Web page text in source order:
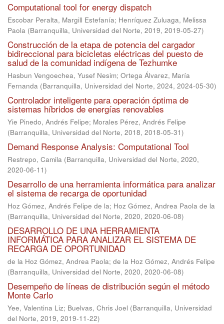
Computational tool for energy dispatch
Escobar Peralta, Margill Estefanía; Henríquez Zuluaga, Melissa
Paola (Barranquilla, Universidad del Norte, 2019, 2019-05-27)
Construcción de la etapa de potencia del cargador
bidireccional para bicicletas eléctricas del puesto de
salud de la comunidad indígena de Tezhumke
Hasbun Vengoechea, Yusef Nesim; Ortega Álvarez, María
Fernanda (Barranquilla, Universidad del Norte, 2024, 2024-05-30)
Controlador inteligente para operación óptima de
sistemas híbridos de energías renovables
Yie Pinedo, Andrés Felipe; Morales Pérez, Andrés Felipe
(Barranquilla, Universidad del Norte, 2018, 2018-05-31)
Demand Response Analysis: Computational Tool
Restrepo, Camila (Barranquilla, Universidad del Norte, 2020,
2020-06-11)
Desarrollo de una herramienta informática para analizar
el sistema de recarga de oportunidad
Hoz Gómez, Andrés Felipe de la; Hoz Gómez, Andrea Paola de la
(Barranquilla, Universidad del Norte, 2020, 2020-06-08)
DESARROLLO DE UNA HERRAMIENTA
INFORMÁTICA PARA ANALIZAR EL SISTEMA DE
RECARGA DE OPORTUNIDAD
de la Hoz Gómez, Andrea Paola; de la Hoz Gómez, Andrés Felipe
(Barranquilla, Universidad del Norte, 2020, 2020-06-08)
Desempeño de líneas de distribución según el método
Monte Carlo
Yee, Valentina Liz; Buelvas, Chris Joel (Barranquilla, Universidad
del Norte, 2019, 2019-11-22)